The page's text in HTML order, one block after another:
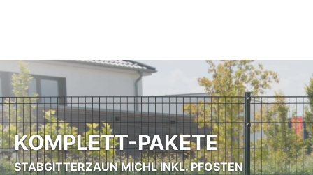
KOMPLETT-PAKETE
STABGITTERZAUN MICHL INKL. PFOSTEN